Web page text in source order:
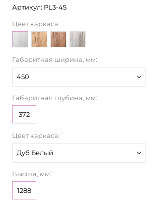
Артикул: PL3-45
Цвет каркаса:
Габаритная ширина, мм:
450
Габаритная глубина, мм:
372
Цвет каркаса:
Дуб Белый
Высота, мм:
1288